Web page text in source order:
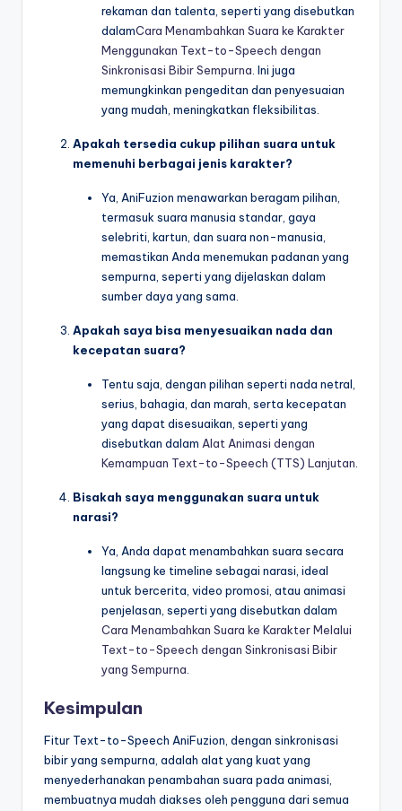
rekaman dan talenta, seperti yang disebutkan
dalamCara Menambahkan Suara ke Karakter
Menggunakan Text-to-Speech dengan
Sinkronisasi Bibir Sempurna . Ini juga
memungkinkan pengeditan dan penyesuaian
yang mudah, meningkatkan fleksibilitas.
Apakah tersedia cukup pilihan suara untuk
memenuhi berbagai jenis karakter?
Ya, AniFuzion menawarkan beragam pilihan,
termasuk suara manusia standar, gaya
selebriti, kartun, dan suara non-manusia,
memastikan Anda menemukan padanan yang
sempurna, seperti yang dijelaskan dalam
sumber daya yang sama.
Apakah saya bisa menyesuaikan nada dan
kecepatan suara?
Tentu saja, dengan pilihan seperti nada netral,
serius, bahagia, dan marah, serta kecepatan
yang dapat disesuaikan, seperti yang
disebutkan dalam Alat Animasi dengan
Kemampuan Text-to-Speech (TTS) Lanjutan
Bisakah saya menggunakan suara untuk
narasi?
Ya, Anda dapat menambahkan suara secara
langsung ke timeline sebagai narasi, ideal
untuk bercerita, video promosi, atau animasi
penjelasan, seperti yang disebutkan dalam
Cara Menambahkan Suara ke Karakter Melalui
Text-to-Speech dengan Sinkronisasi Bibir
yang Sempurna
Kesimpulan
Fitur Text-to-Speech AniFuzion, dengan sinkronisasi
bibir yang sempurna, adalah alat yang kuat yang
menyederhanakan penambahan suara pada animasi,
membuatnya mudah diakses oleh pengguna dari semua